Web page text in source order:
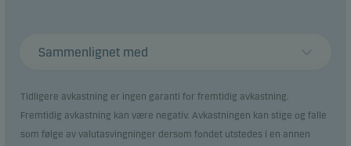
Sammenlignet med
Tidligere avkastning er ingen garanti for fremtidig avkastning.
Fremtidig avkastning kan være negativ. Avkastningen kan stige og falle
som følge av valutasvingninger dersom fondet utstedes i en annen